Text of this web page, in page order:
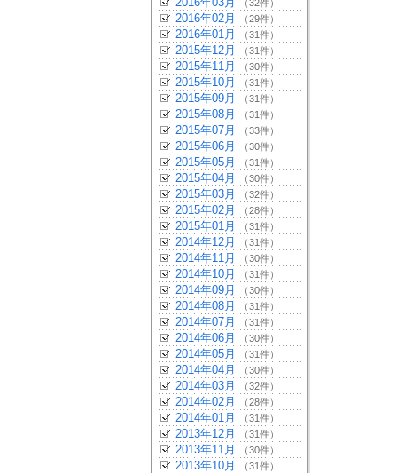
（32件）
2016年02月 （29件）
2016年01月 （31件）
2015年12月 （31件）
2015年11月 （30件）
2015年10月 （31件）
2015年09月 （31件）
2015年08月 （31件）
2015年07月 （33件）
2015年06月 （30件）
2015年05月 （31件）
2015年04月 （30件）
2015年03月 （32件）
2015年02月 （28件）
2015年01月 （31件）
2014年12月 （31件）
2014年11月 （30件）
2014年10月 （31件）
2014年09月 （30件）
2014年08月 （31件）
2014年07月 （31件）
2014年06月 （30件）
2014年05月 （31件）
2014年04月 （30件）
2014年03月 （32件）
2014年02月 （28件）
2014年01月 （31件）
2013年12月 （31件）
2013年11月 （30件）
2013年10月 （31件）